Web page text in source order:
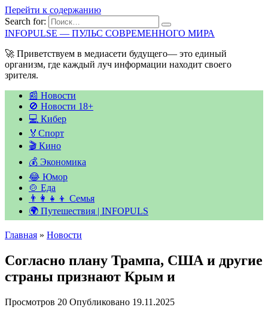
Перейти к содержанию
Search for:
INFOPULSE — ПУЛЬС СОВРЕМЕННОГО МИРА
🚀 Приветствуем в медиасети будущего— это единый
организм, где каждый луч информации находит своего
зрителя.
📰 Новости
🚫 Новости 18+
💻 Кибер
🏅Спорт
🎬 Кино
💰 Экономика
😂 Юмор
🍲 Еда
👨‍👩‍👧‍👦 Семья
🌍 Путешествия | INFOPULS
Главная » Новости
Согласно плану Трампа, США и другие
страны признают Крым и
Просмотров 20 Опубликовано 19.11.2025